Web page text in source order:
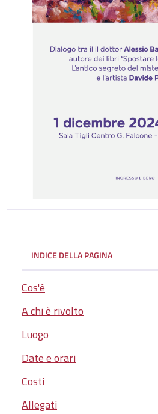
INDICE DELLA PAGINA
Cos'è
A chi è rivolto
Luogo
Date e orari
Costi
Allegati